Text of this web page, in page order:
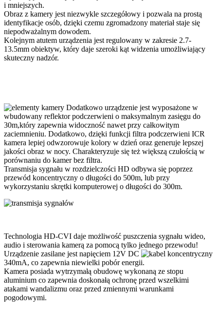
i mniejszych.
Obraz z kamery jest niezwykle szczegółowy i pozwala na prostą
identyfikacje osób, dzięki czemu zgromadzony materiał staje się
niepodważalnym dowodem.
Kolejnym atutem urządzenia jest regulowany w zakresie 2.7-
13.5mm obiektyw, który daje szeroki kąt widzenia umożliwiający
skuteczny nadzór.
Dodatkowo urządzenie jest wyposażone w
wbudowany reflektor podczerwieni o maksymalnym zasięgu do
30m,który zapewnia widoczność nawet przy całkowitym
zaciemnieniu. Dodatkowo, dzięki funkcji filtra podczerwieni ICR
kamera lepiej odwzorowuje kolory w dzień oraz generuje lepszej
jakości obraz w nocy. Charakteryzuje się też większą czułością w
porównaniu do kamer bez filtra.
Transmisja sygnału w rozdzielczości HD odbywa się poprzez
przewód koncentryczny o długości do 500m, lub przy
wykorzystaniu skrętki komputerowej o długości do 300m.
Technologia HD-CVI daje możliwość puszczenia sygnału wideo,
audio i sterowania kamerą za pomocą tylko jednego przewodu!
Urządzenie zasilane jest napięciem 12V DC
340mA, co zapewnia niewielki pobór energii.
Kamera posiada wytrzymałą obudowę wykonaną ze stopu
aluminium co zapewnia doskonałą ochronę przed wszelkimi
atakami wandalizmu oraz przed zmiennymi warunkami
pogodowymi.